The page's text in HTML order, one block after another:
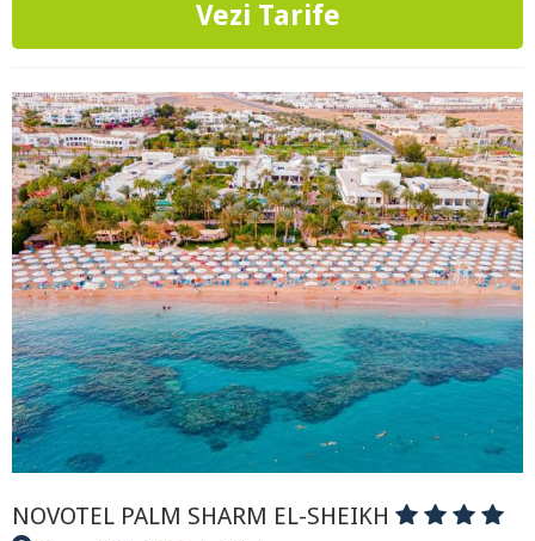
Vezi Tarife
NOVOTEL PALM SHARM EL-SHEIKH